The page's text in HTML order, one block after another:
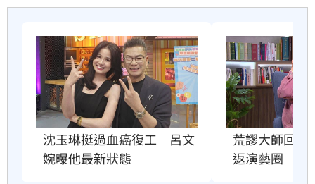
沈玉琳挺過血癌復工　呂文
婉曝他最新狀態
荒謬大師回來
返演藝圈